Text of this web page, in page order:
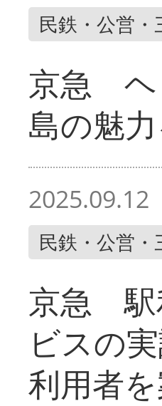
民鉄・公営・
京急 ヘ
島の魅
2025.09.12
民鉄・公営・
京急 駅
ビスの
利用者